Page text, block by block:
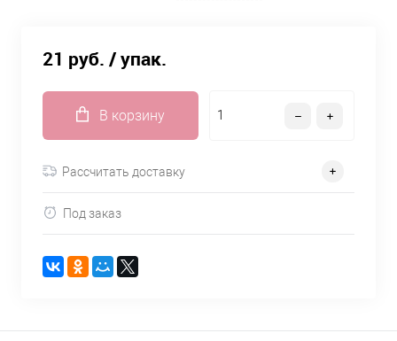
21 руб. / упак.
В корзину
Рассчитать доставку
Под заказ